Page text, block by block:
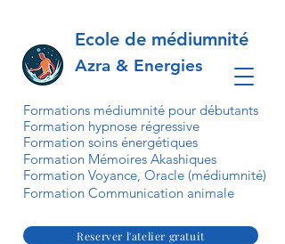
Azra & Energies
Ecole de médiumnité
Formations médiumnité pour débutants
Formation soins énergétiques
Reserver l'atelier gratuit
Formation hypnose régressive
Formation Mémoires Akashiques
Formation Voyance, Oracle (médiumnité)
Formation Communication animale